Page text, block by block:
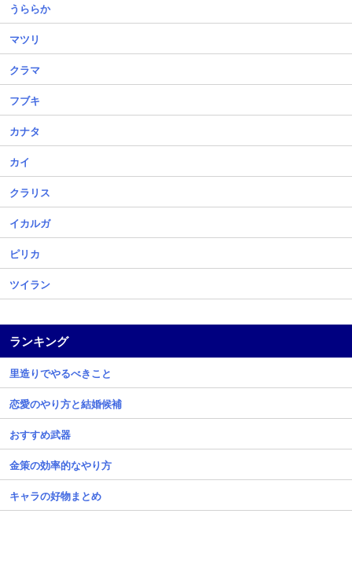
うららか
マツリ
クラマ
フブキ
カナタ
カイ
クラリス
イカルガ
ピリカ
ツイラン
ランキング
里造りでやるべきこと
恋愛のやり方と結婚候補
おすすめ武器
金策の効率的なやり方
キャラの好物まとめ